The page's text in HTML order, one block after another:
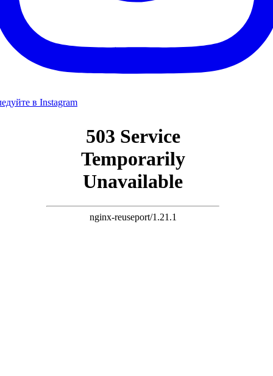
в Instagram